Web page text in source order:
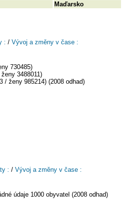
Maďarsko
: / Vývoj a změny v čase :
730485)
3488011)
/ ženy 985214) (2008 odhad)
: / Vývoj a změny v čase :
údaje 1000 obyvatel (2008 odhad)